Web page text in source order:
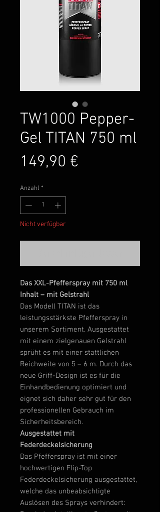
TW1000 Pepper-
Gel TITAN 750 ml
149,90 €
Anzahl *
Nicht verfügbar
Das XXL-Pfefferspray mit 750 ml
Inhalt – mit Gelstrahl
Das Modell TITAN ist das
leistungsstärkste Pfefferspray in
unserem Sortiment. Ausgestattet
mit einem zielgenauen Gelstrahl
sprüht es mit einer stattlichen
Reichweite von 5 – 6 m. Durch das
neue Griff-Design ist es für die
Einhandbedienung optimiert und
eignet sich daher sehr gut für den
professionellen Gebrauch im
Sicherheitsbereich.
Ausgestattet mit
Federdeckelsicherung
Das Pfefferspray ist mit einer
hochwertigen Flip-Top
Federdeckelsicherung ausgestattet,
welche das unbeabsichtigte
Auslösen des Sprays verhindert: